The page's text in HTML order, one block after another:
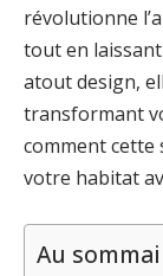
révolutionne
tout en
atout design,
transformant
comment
votre habitat
Au